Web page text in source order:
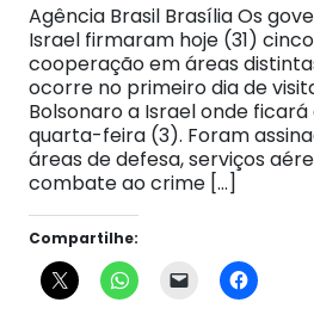
Agência Brasil Brasília Os
Israel firmaram hoje (31)
cooperação em áreas
ocorre no primeiro dia de
Bolsonaro a Israel onde
quarta-feira (3). Foram
áreas de defesa, serviços
combate ao crime […]
Compartilhe: